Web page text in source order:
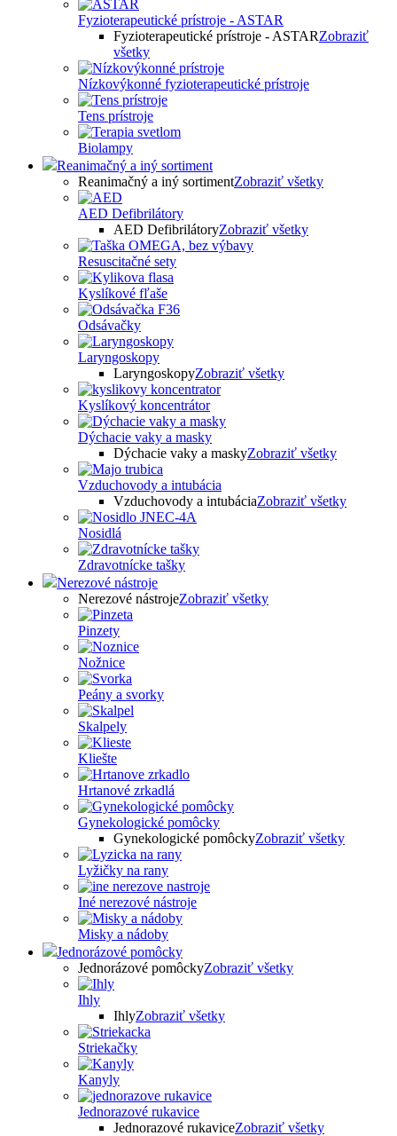
Fyzioterapeutické prístroje - ASTAR
Fyzioterapeutické prístroje - ASTARZobraziť
všetky
Nízkovýkonné fyzioterapeutické prístroje
Tens prístroje
Biolampy
Reanimačný a iný sortiment
Reanimačný a iný sortimentZobraziť všetky
AED Defibrilátory
AED DefibrilátoryZobraziť všetky
Resuscitačné sety
Kyslíkové fľaše
Odsávačky
Laryngoskopy
LaryngoskopyZobraziť všetky
Kyslíkový koncentrátor
Dýchacie vaky a masky
Dýchacie vaky a maskyZobraziť všetky
Vzduchovody a intubácia
Vzduchovody a intubáciaZobraziť všetky
Nosidlá
Zdravotnícke tašky
Nerezové nástroje
Nerezové nástrojeZobraziť všetky
Pinzety
Nožnice
Peány a svorky
Skalpely
Kliešte
Hrtanové zrkadlá
Gynekologické pomôcky
Gynekologické pomôckyZobraziť všetky
Lyžičky na rany
Iné nerezové nástroje
Misky a nádoby
Jednorázové pomôcky
Jednorázové pomôckyZobraziť všetky
Ihly
IhlyZobraziť všetky
Striekačky
Kanyly
Jednorazové rukavice
Jednorazové rukaviceZobraziť všetky